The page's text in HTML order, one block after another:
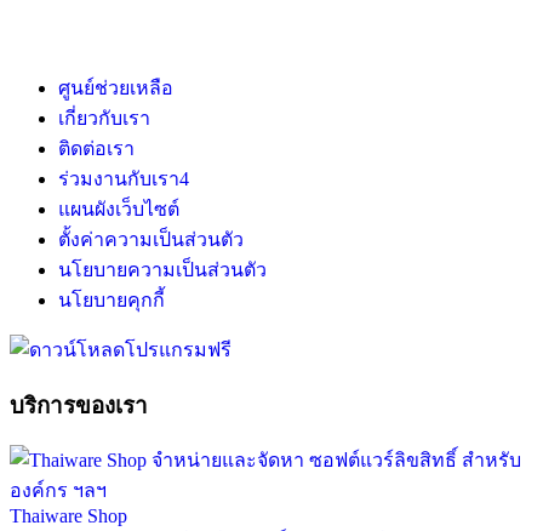
ศูนย์ช่วยเหลือ
เกี่ยวกับเรา
ติดต่อเรา
ร่วมงานกับเรา4
แผนผังเว็บไซต์
ตั้งค่าความเป็นส่วนตัว
นโยบายความเป็นส่วนตัว
นโยบายคุกกี้
บริการของเรา
Thaiware Shop